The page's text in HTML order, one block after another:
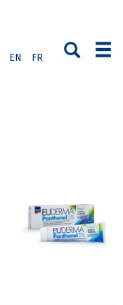
EN FR